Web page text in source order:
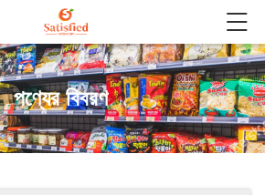
পণ্যের বিবরণ